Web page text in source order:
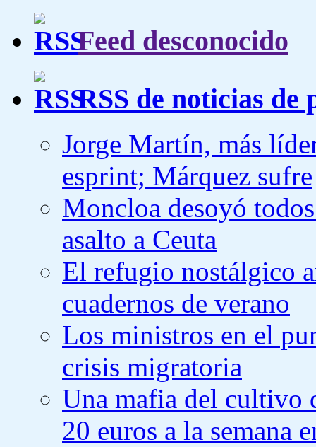
Feed desconocido
RSS de noticias de
Jorge Martín, más
esprint; Márquez sufre
Moncloa desoyó
asalto a Ceuta
El refugio nostálgico
cuadernos de verano
Los ministros en el
crisis migratoria
Una mafia del cultivo
20 euros a la semana